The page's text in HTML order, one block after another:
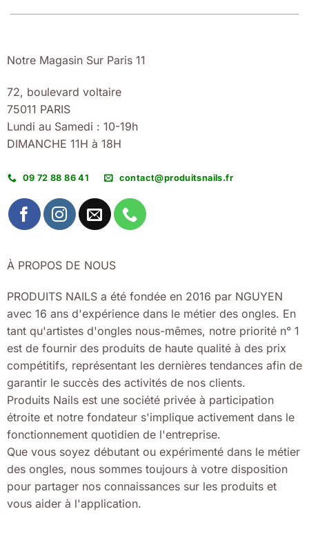
Notre Magasin Sur Paris 11
72, boulevard voltaire
75011 PARIS
Lundi au Samedi : 10-19h
DIMANCHE 11H à 18H
09 72 88 86 41 contact@produitsnails.fr
À PROPOS DE NOUS
PRODUITS NAILS a été fondée en 2016 par NGUYEN
avec 16 ans d'expérience dans le métier des ongles. En
tant qu'artistes d'ongles nous-mêmes, notre priorité n° 1
est de fournir des produits de haute qualité à des prix
compétitifs, représentant les dernières tendances afin de
garantir le succès des activités de nos clients.
Produits Nails est une société privée à participation
étroite et notre fondateur s'implique activement dans le
fonctionnement quotidien de l'entreprise.
Que vous soyez débutant ou expérimenté dans le métier
des ongles, nous sommes toujours à votre disposition
pour partager nos connaissances sur les produits et
vous aider à l'application.